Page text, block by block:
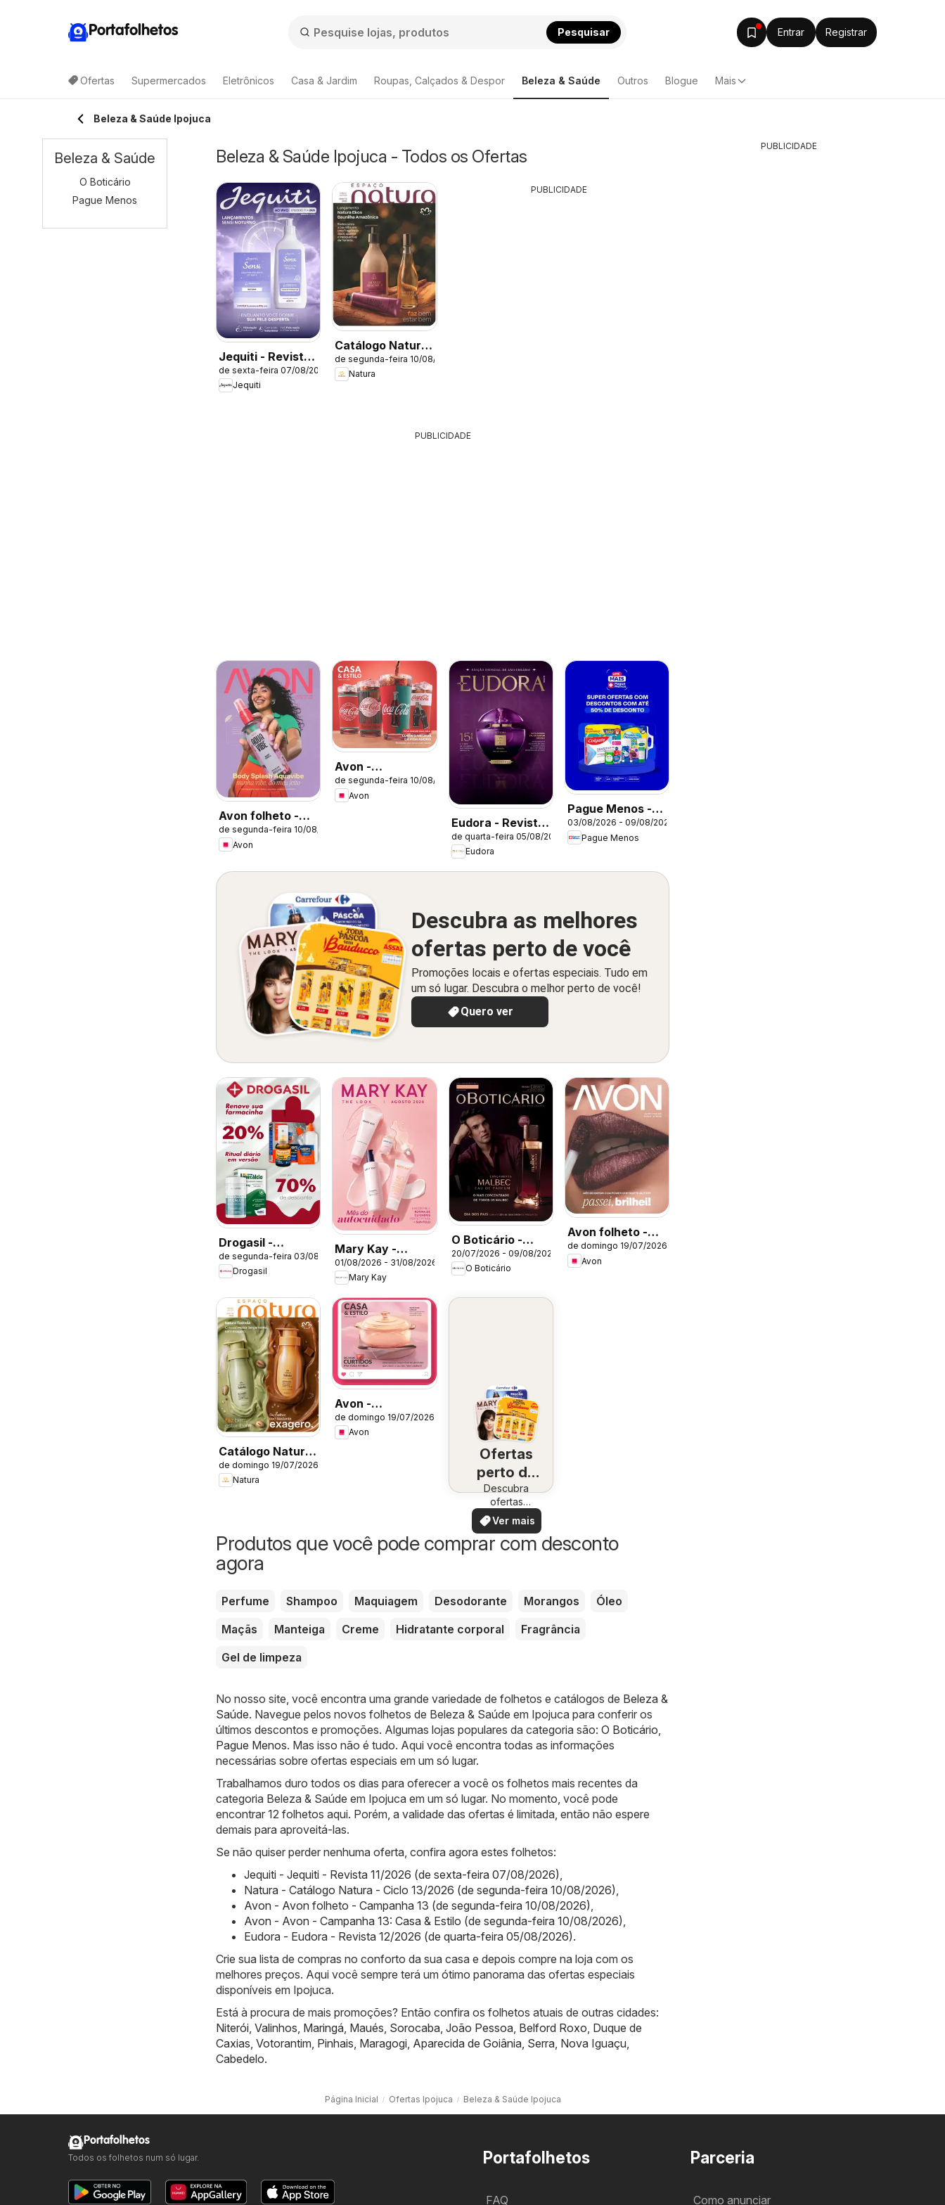
Portafolhetos Pesquisar Entrar Registrar
Ofertas Supermercados Eletrônicos Casa & Jardim Roupas, Calçados & Despor Beleza & Saúde Outros Blogue Mais
Beleza & Saúde Ipojuca
Beleza & Saúde Ipojuca - Todos os Ofertas
Jequiti - Revista
11/2026
de sexta-feira 07/08/2026
Jequiti
Catálogo Natura
- Ciclo 13/2026
de segunda-feira 10/08/2026
Natura
PUBLICIDADE
PUBLICIDADE
Avon folheto -
Campanha 13
de segunda-feira 10/08/2026
Avon
Avon -
Campanha 13:
Casa & Estilo
de segunda-feira 10/08/2026
Avon
Eudora - Revista
12/2026
de quarta-feira 05/08/2026
Eudora
Pague Menos -
Catálogo atual
03/08/2026 - 09/08/2026
Pague Menos
Descubra as melhores
ofertas perto de você
Promoções locais e ofertas especiais. Tudo em
um só lugar. Descubra o melhor perto de você!
Quero ver
Drogasil -
Catálogo atual
de segunda-feira 03/08/2026
Drogasil
Mary Kay -
Catálogo Agosto
2026
01/08/2026 - 31/08/2026
Mary Kay
O Boticário -
Ciclo 11/2026
20/07/2026 - 09/08/2026
O Boticário
Avon folheto -
Campanha 12
de domingo 19/07/2026
Avon
Catálogo Natura
- Ciclo 12/2026
de domingo 19/07/2026
Natura
Avon -
Campanha 12:
Casa & Estilo
de domingo 19/07/2026
Avon
Ofertas
perto de
você
Descubra
ofertas
especiais
Ver mais
Produtos que você pode comprar com desconto
agora
Perfume Shampoo Maquiagem Desodorante Morangos
Óleo
Maçãs
Manteiga Creme Hidratante corporal
Fragrância
Gel de limpeza
No nosso site, você encontra uma grande variedade de folhetos e catálogos de Beleza &
Saúde. Navegue pelos novos folhetos de Beleza & Saúde em Ipojuca para conferir os
últimos descontos e promoções. Algumas lojas populares da categoria são: O Boticário
Pague Menos. Mas isso não é tudo. Aqui você encontra todas as informações
necessárias sobre ofertas especiais em um só lugar.
Trabalhamos duro todos os dias para oferecer a você os folhetos mais recentes da
categoria Beleza & Saúde em Ipojuca em um só lugar. No momento, você pode
encontrar 12 folhetos aqui. Porém, a validade das ofertas é limitada, então não espere
demais para aproveitá-las.
Se não quiser perder nenhuma oferta, confira agora estes folhetos:
Jequiti - Jequiti - Revista 11/2026 (de sexta-feira 07/08/2026)
Natura - Catálogo Natura - Ciclo 13/2026 (de segunda-feira 10/08/2026)
Avon - Avon folheto - Campanha 13 (de segunda-feira 10/08/2026)
Avon - Avon - Campanha 13: Casa & Estilo (de segunda-feira 10/08/2026)
Eudora - Eudora - Revista 12/2026 (de quarta-feira 05/08/2026).
Crie sua lista de compras no conforto da sua casa e depois compre na loja com os
melhores preços. Aqui você sempre terá um ótimo panorama das ofertas especiais
disponíveis em Ipojuca.
Está à procura de mais promoções? Então confira os folhetos atuais de outras cidades:
Niterói Valinhos Maringá Maués Sorocaba João Pessoa Belford Roxo Duque de
Caxias Votorantim Pinhais Maragogi Aparecida de Goiânia Serra Nova Iguaçu
Cabedelo.
Página Inicial Ofertas Ipojuca Beleza & Saúde Ipojuca
Beleza & Saúde
O Boticário
Pague Menos
PUBLICIDADE
Portafolhetos
FAQ
Parceria
Como anunciar
Portafolhetos
Todos os folhetos num só lugar.